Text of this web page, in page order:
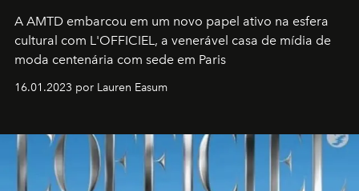
A AMTD embarcou em um novo papel ativo na esfera
cultural com L'OFFICIEL, a venerável casa de mídia de
moda centenária com sede em Paris
16.01.2023 por Lauren Easum